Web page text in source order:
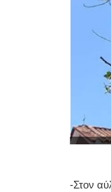
-Στον